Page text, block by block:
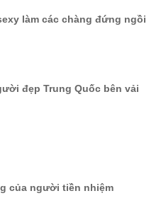
làm các chàng đứng ngồi
đẹp Trung Quốc bên vải
của người tiền nhiệm